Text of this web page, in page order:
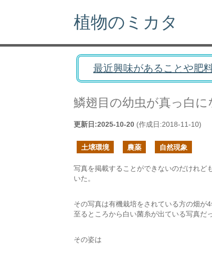
植物のミカタ
最近興味があることや肥
鱗翅目の幼虫が真っ白
更新日:2025-10-20 (作成日:2018-11-10)
土壌環境 農薬 自然現象
写真を掲載することができないのだけれど
いた。
その写真は有機栽培をされている方の畑が
至るところから白い菌糸が出ている写真だっ
その姿は